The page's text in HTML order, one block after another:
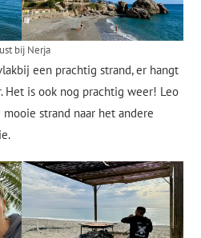
bij Nerja
een prachtig strand, er hangt
Het is ook nog prachtig weer! Leo
strand naar het andere